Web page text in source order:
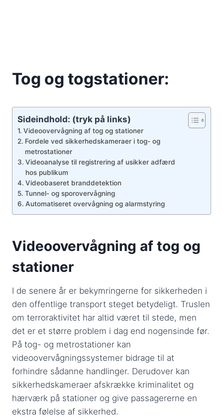
Tog og togstationer:
Sideindhold: (tryk på links)
Videoovervågning af tog og stationer
Fordele ved sikkerhedskameraer i tog- og
metrostationer
Videoanalyse til registrering af usikker adfærd
hos publikum
Videobaseret branddetektion
Tunnel- og sporovervågning
Automatiseret overvågning og alarmstyring
Videoovervågning af tog og
stationer
I de senere år er bekymringerne for sikkerheden i
den offentlige transport steget betydeligt. Truslen
om terroraktivitet har altid været til stede, men
det er et større problem i dag end nogensinde før.
På tog- og metrostationer kan
videoovervågningssystemer bidrage til at
forhindre sådanne handlinger. Derudover kan
sikkerhedskameraer afskrække kriminalitet og
hærværk på stationer og give passagererne en
ekstra følelse af sikkerhed.